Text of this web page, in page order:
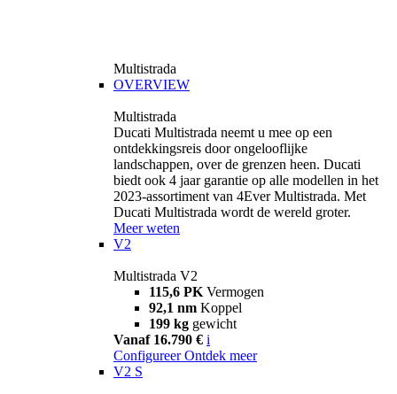
Multistrada
OVERVIEW
Multistrada
Ducati Multistrada neemt u mee op een
ontdekkingsreis door ongelooflijke
landschappen, over de grenzen heen. Ducati
biedt ook 4 jaar garantie op alle modellen in het
2023-assortiment van 4Ever Multistrada. Met
Ducati Multistrada wordt de wereld groter.
Meer weten
V2
Multistrada V2
115,6 PK Vermogen
92,1 nm Koppel
199 kg gewicht
Vanaf 16.790 € i
Configureer Ontdek meer
V2 S